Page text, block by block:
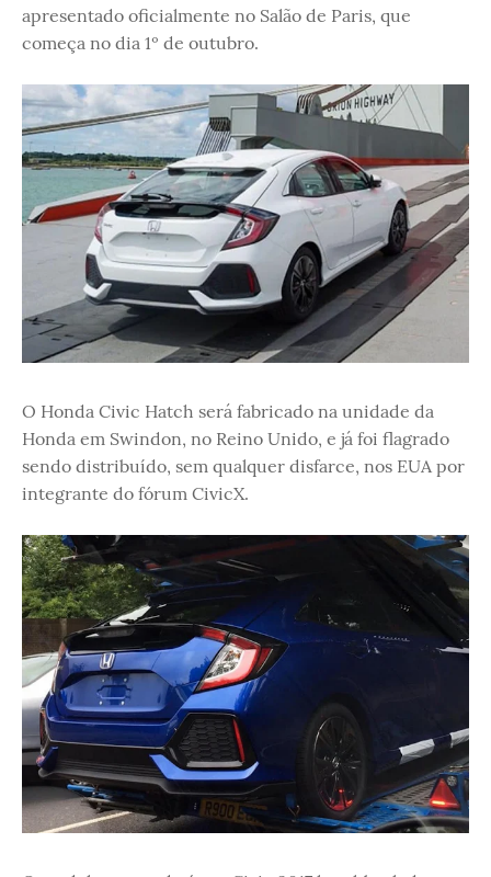
apresentado oficialmente no Salão de Paris, que
começa no dia 1º de outubro.
O Honda Civic Hatch será fabricado na unidade da
Honda em Swindon, no Reino Unido, e já foi flagrado
sendo distribuído, sem qualquer disfarce, nos EUA por
integrante do fórum CivicX.